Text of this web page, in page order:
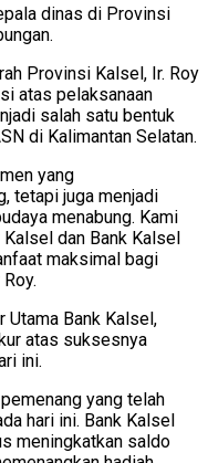
dinas di Provinsi
Provinsi Kalsel, Ir. Roy
atas pelaksanaan
salah satu bentuk
di Kalimantan Selatan.
yang
tetapi juga menjadi
menabung. Kami
dan Bank Kalsel
maksimal bagi
Utama Bank Kalsel,
atas suksesnya
ini.
yang telah
hari ini. Bank Kalsel
meningkatkan saldo